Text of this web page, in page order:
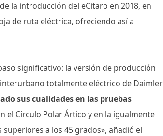
la introducción del eCitaro en 2018, en
de ruta eléctrica, ofreciendo así a
significativo: la versión de producción
totalmente eléctrico de Daimler
sus cualidades en las pruebas
el Círculo Polar Ártico y en la igualmente
a los 45 grados», añadió el